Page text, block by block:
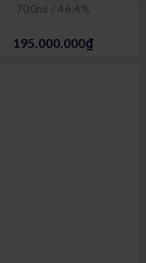
700ml / 46,4%
195.000.000₫